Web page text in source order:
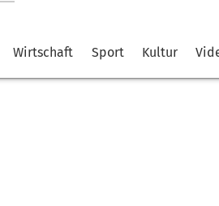
Wirtschaft Sport Kultur